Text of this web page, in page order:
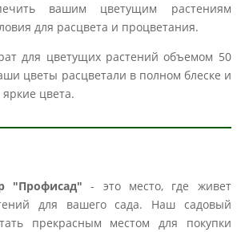
вашим цветущим растениям
для расцвета и процветания.
для цветущих растений объемом 50
цветы расцветали в полном блеске и
цвета.
"Профисад" - это место, где живет
для вашего сада. Наш садовый
прекрасным местом для покупки